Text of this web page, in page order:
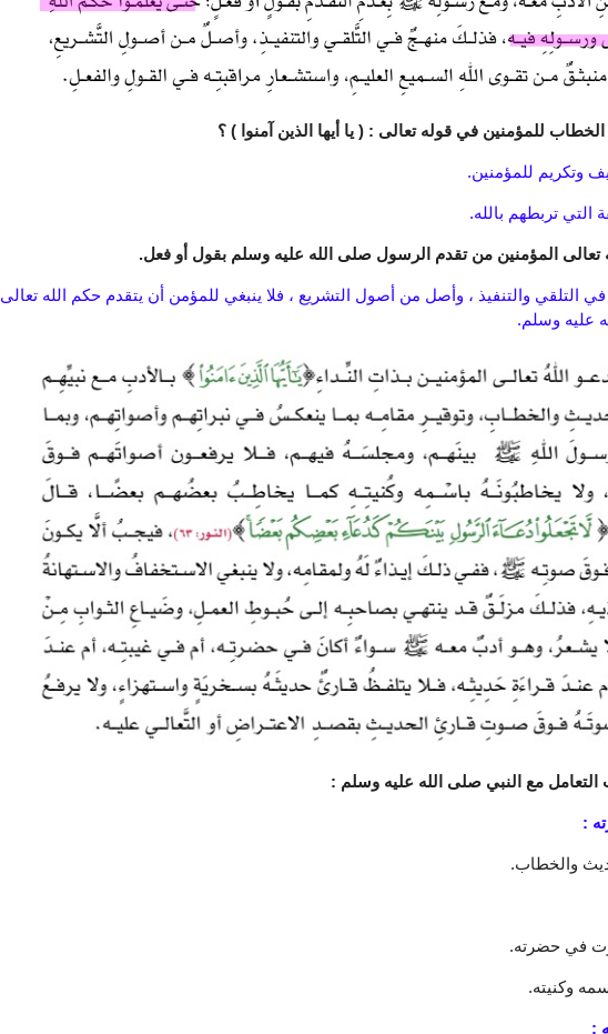
الخطاب للمؤمنين في قوله تعالى : ( يا أيها الذين آمنوا ) ؟
وتكريم للمؤمنين.
التي تربطهم بالله.
تعالى المؤمنين من تقدم الرسول صلى الله عليه وسلم بقول أو فعل.
في التلقي والتنفيذ ، وأصل من أصول التشريع ، فلا ينبغي للمؤمن أن يتقدم حكم الله تعالى
عليه وسلم.
التعامل مع النبي صلى الله عليه وسلم :
:
والخطاب.
في حضرته.
وكنيته.
: